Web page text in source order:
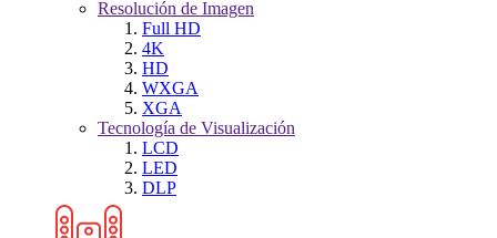
Resolución de Imagen
Full HD
4K
HD
WXGA
XGA
Tecnología de Visualización
LCD
LED
DLP